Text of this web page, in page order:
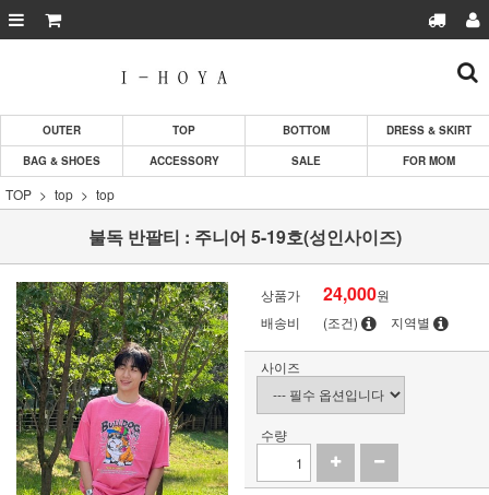
OUTER TOP BOTTOM
DRESS & SKIRT
BAG & SHOES
ACCESSORY SALE FOR MOM
TOP top top
불독 반팔티 : 주니어 5-19호(성인사이즈)
상품가 24,000원
배송비
(조건) 지역별
사이즈
수량